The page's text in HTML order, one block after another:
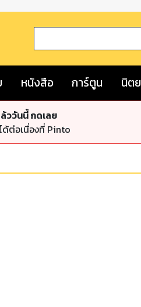
หนังสือ การ์ตูน นิต
ววันนี้ กดเลย
ต่อเนื่องที่ Pinto